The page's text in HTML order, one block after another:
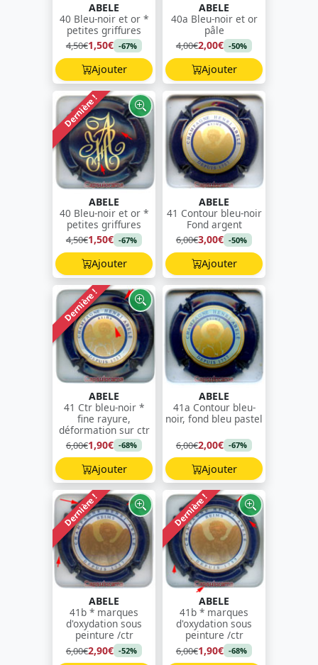
ABELE
40 Bleu-noir et or *
petites griffures
4,50€1,50€ -67%
Ajouter
ABELE
40a Bleu-noir et or
pâle
4,00€2,00€ -50%
Ajouter
Dernière !
ABELE
40 Bleu-noir et or *
petites griffures
4,50€1,50€ -67%
Ajouter
ABELE
41 Contour bleu-noir
Fond argent
6,00€3,00€ -50%
Ajouter
Dernière !
ABELE
41 Ctr bleu-noir *
fine rayure,
déformation sur ctr
6,00€1,90€ -68%
Ajouter
ABELE
41a Contour bleu-
noir, fond bleu pastel
6,00€2,00€ -67%
Ajouter
Dernière !
ABELE
41b * marques
d'oxydation sous
peinture /ctr
6,00€2,90€ -52%
Dernière !
ABELE
41b * marques
d'oxydation sous
peinture /ctr
6,00€1,90€ -68%